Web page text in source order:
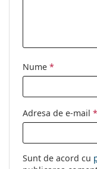
Nume *
Adresa de e-mail *
Sunt de acord cu